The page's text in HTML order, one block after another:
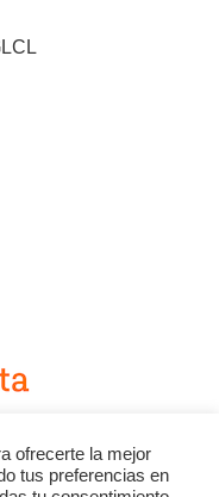
ofrecerte la mejor
tus preferencias en